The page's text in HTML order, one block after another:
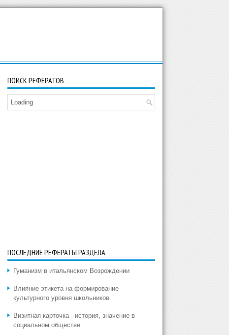
ПОИСК РЕФЕРАТОВ
Loading
ПОСЛЕДНИЕ РЕФЕРАТЫ РАЗДЕЛА
Гуманизм в итальянском Возрождении
Влияние этикета на формирование
культурного уровня школьников
Визитная карточка - история, значение в
социальном обществе